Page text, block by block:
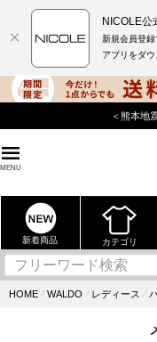
＜熊本地
MENU
新着商品 カテゴリ
HOME ⁄ WALDO ⁄ レディース ⁄
NICOLE公
新規会員登録
アプリをダ